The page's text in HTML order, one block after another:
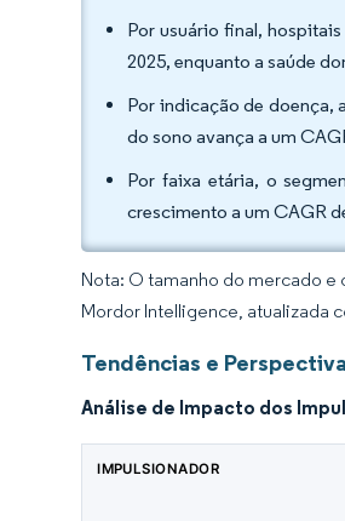
Por usuário final,
2025, enquanto a saúde
Por indicação de doença,
do sono avança a um
Por faixa etária, o
crescimento a um CAGR
Nota: O tamanho do mercado
Mordor Intelligence, atualizada
Tendências e
Análise de Impacto dos
IMPULSIONADOR